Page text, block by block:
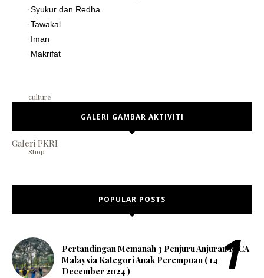
break
culture
Shop
· Syukur dan Redha
· Tawakal
· Iman
· Makrifat
GALERI GAMBAR AKTIVITI
Galeri PKRI
POPULAR POSTS
Pertandingan Memanah 3 Penjuru Anjuran RICA
Malaysia Kategori Anak Perempuan ( 14
December 2024 )